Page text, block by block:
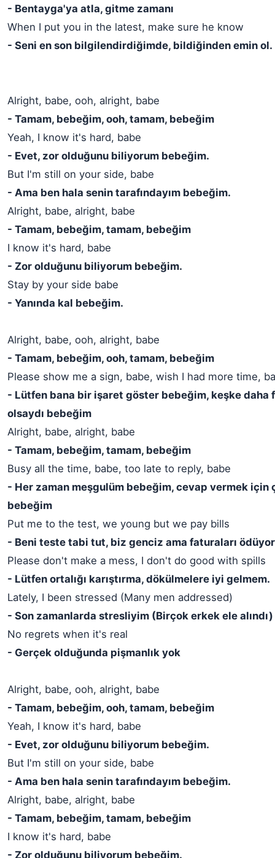
- Bentayga'ya atla, gitme zamanı
When I put you in the latest, make sure he know
- Seni en son bilgilendirdiğimde, bildiğinden emin ol.
Alright, babe, ooh, alright, babe
- Tamam, bebeğim, ooh, tamam, bebeğim
Yeah, I know it's hard, babe
- Evet, zor olduğunu biliyorum bebeğim.
But I'm still on your side, babe
- Ama ben hala senin tarafındayım bebeğim.
Alright, babe, alright, babe
- Tamam, bebeğim, tamam, bebeğim
I know it's hard, babe
- Zor olduğunu biliyorum bebeğim.
Stay by your side babe
- Yanında kal bebeğim.
Alright, babe, ooh, alright, babe
- Tamam, bebeğim, ooh, tamam, bebeğim
Please show me a sign, babe, wish I had more time,
- Lütfen bana bir işaret göster bebeğim, keşke daha
olsaydı bebeğim
Alright, babe, alright, babe
- Tamam, bebeğim, tamam, bebeğim
Busy all the time, babe, too late to reply, babe
- Her zaman meşgulüm bebeğim, cevap vermek için
bebeğim
Put me to the test, we young but we pay bills
- Beni teste tabi tut, biz genciz ama faturaları
Please don't make a mess, I don't do good with spills
- Lütfen ortalığı karıştırma, dökülmelere iyi gelmem.
Lately, I been stressed (Many men addressed)
- Son zamanlarda stresliyim (Birçok erkek ele alındı)
No regrets when it's real
- Gerçek olduğunda pişmanlık yok
Alright, babe, ooh, alright, babe
- Tamam, bebeğim, ooh, tamam, bebeğim
Yeah, I know it's hard, babe
- Evet, zor olduğunu biliyorum bebeğim.
But I'm still on your side, babe
- Ama ben hala senin tarafındayım bebeğim.
Alright, babe, alright, babe
- Tamam, bebeğim, tamam, bebeğim
I know it's hard, babe
- Zor olduğunu biliyorum bebeğim.